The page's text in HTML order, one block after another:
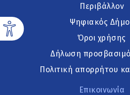
Περιβάλλον
Ψηφιακός
Όροι χρήσης
Δήλωση
Πολιτική απορρήτου
Επικοινωνία